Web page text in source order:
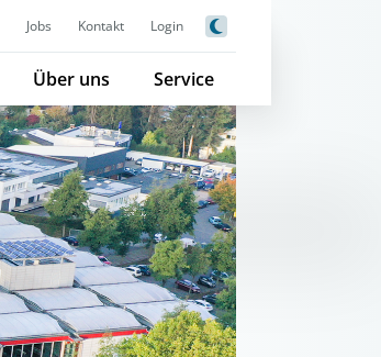
Jobs Kontakt Login
Über uns Service